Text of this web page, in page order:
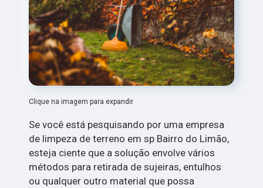
Clique na imagem para expandir
Se você está pesquisando por uma empresa
de limpeza de terreno em sp Bairro do Limão,
esteja ciente que a solução envolve vários
métodos para retirada de sujeiras, entulhos
ou qualquer outro material que possa